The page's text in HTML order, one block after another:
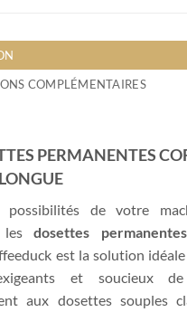
COMPLÉMENTAIRES
PERMANENTES
possibilités de votre
lesdosettes
est la solution
et soucieux de
aux dosettes souples